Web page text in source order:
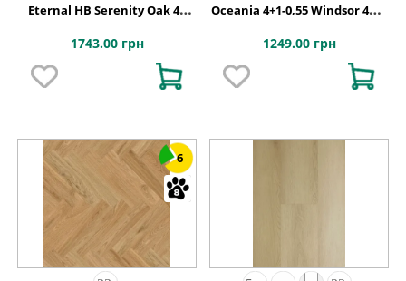
Eternal HB Serenity Oak 4V
1743.00 грн
Oceania 4+1-0,55 Windsor 4MV
1249.00 грн
6